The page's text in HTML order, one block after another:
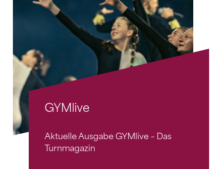
GYMlive
Aktuelle Ausgabe GYMlive – Das
Turnmagazin